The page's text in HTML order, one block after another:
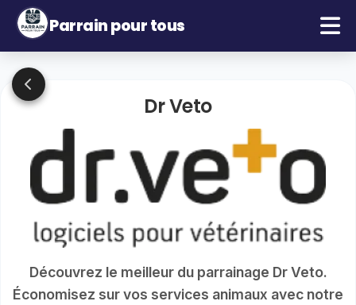
Parrain pour tous
Dr Veto
Découvrez le meilleur du parrainage Dr Veto.
Économisez sur vos services animaux avec notre